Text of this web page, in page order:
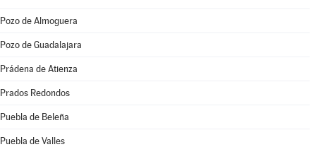
Pozo de Almoguera
Pozo de Guadalajara
Prádena de Atienza
Prados Redondos
Puebla de Beleña
Puebla de Valles